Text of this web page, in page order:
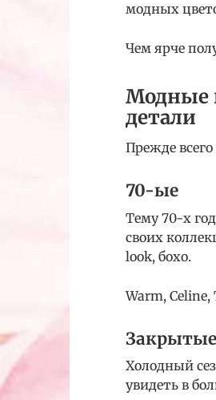
модных
Чем ярче
Модные
детали
Прежде
70-ые
Тему 70-х
своих
look, бохо.
Warm,
Закрытые
Холодный
увидеть в